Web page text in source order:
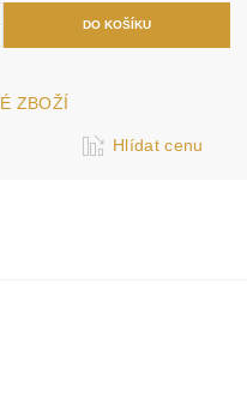
ZBOŽÍ
Hlídat cenu